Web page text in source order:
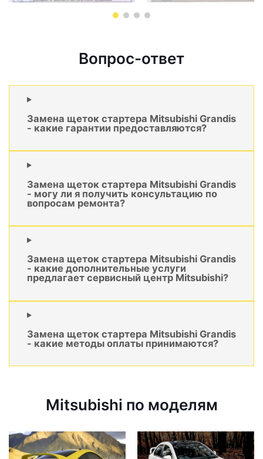
Вопрос-ответ
Замена щеток стартера Mitsubishi Grandis
- какие гарантии предоставляются?
Замена щеток стартера Mitsubishi Grandis
- могу ли я получить консультацию по
вопросам ремонта?
Замена щеток стартера Mitsubishi Grandis
- какие дополнительные услуги
предлагает сервисный центр Mitsubishi?
Замена щеток стартера Mitsubishi Grandis
- какие методы оплаты принимаются?
Mitsubishi по моделям